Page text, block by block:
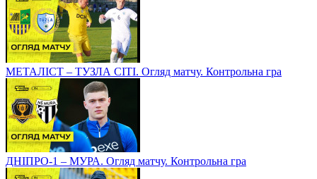
МЕТАЛІСТ – ТУЗЛА СІТІ. Огляд матчу. Контрольна гра
ДНІПРО-1 – МУРА. Огляд матчу. Контрольна гра